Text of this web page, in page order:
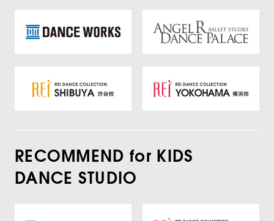
RECOMMEND for KIDS
DANCE STUDIO